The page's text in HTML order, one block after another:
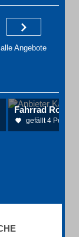
alle Angebote
Fahrrad
gefällt 4